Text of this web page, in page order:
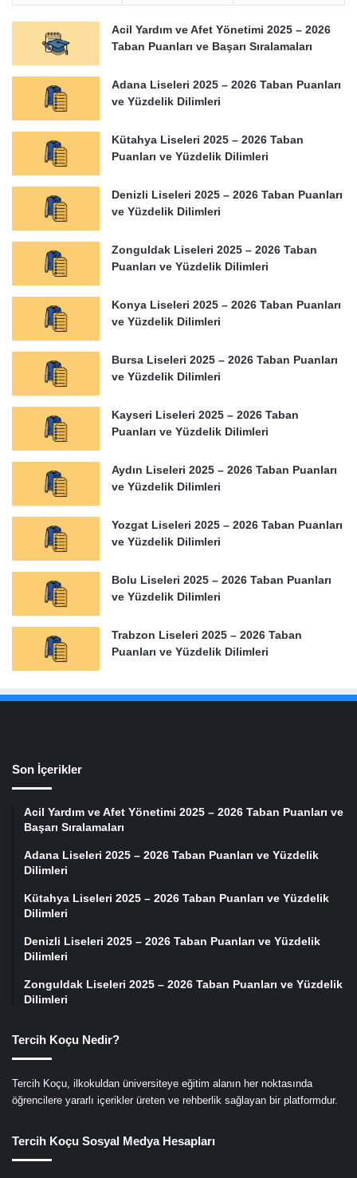
Acil Yardım ve Afet Yönetimi 2025 – 2026
Taban Puanları ve Başarı Sıralamaları
Adana Liseleri 2025 – 2026 Taban Puanları
ve Yüzdelik Dilimleri
Kütahya Liseleri 2025 – 2026 Taban
Puanları ve Yüzdelik Dilimleri
Denizli Liseleri 2025 – 2026 Taban Puanları
ve Yüzdelik Dilimleri
Zonguldak Liseleri 2025 – 2026 Taban
Puanları ve Yüzdelik Dilimleri
Konya Liseleri 2025 – 2026 Taban Puanları
ve Yüzdelik Dilimleri
Bursa Liseleri 2025 – 2026 Taban Puanları
ve Yüzdelik Dilimleri
Kayseri Liseleri 2025 – 2026 Taban
Puanları ve Yüzdelik Dilimleri
Aydın Liseleri 2025 – 2026 Taban Puanları
ve Yüzdelik Dilimleri
Yozgat Liseleri 2025 – 2026 Taban Puanları
ve Yüzdelik Dilimleri
Bolu Liseleri 2025 – 2026 Taban Puanları
ve Yüzdelik Dilimleri
Trabzon Liseleri 2025 – 2026 Taban
Puanları ve Yüzdelik Dilimleri
Son İçerikler
Acil Yardım ve Afet Yönetimi 2025 – 2026 Taban Puanları ve
Başarı Sıralamaları
Adana Liseleri 2025 – 2026 Taban Puanları ve Yüzdelik
Dilimleri
Kütahya Liseleri 2025 – 2026 Taban Puanları ve Yüzdelik
Dilimleri
Denizli Liseleri 2025 – 2026 Taban Puanları ve Yüzdelik
Dilimleri
Zonguldak Liseleri 2025 – 2026 Taban Puanları ve Yüzdelik
Dilimleri
Tercih Koçu Nedir?
Tercih Koçu, ilkokuldan üniversiteye eğitim alanın her noktasında
öğrencilere yararlı içerikler üreten ve rehberlik sağlayan bir platformdur.
Tercih Koçu Sosyal Medya Hesapları